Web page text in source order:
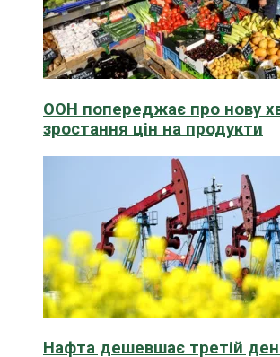
ООН попереджає про нову
зростання цін на продукти
Нафта дешевшає третій